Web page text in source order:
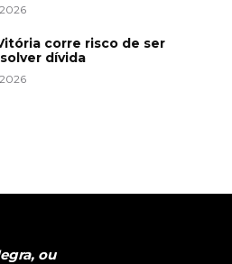
corre risco de ser
dívida
ou